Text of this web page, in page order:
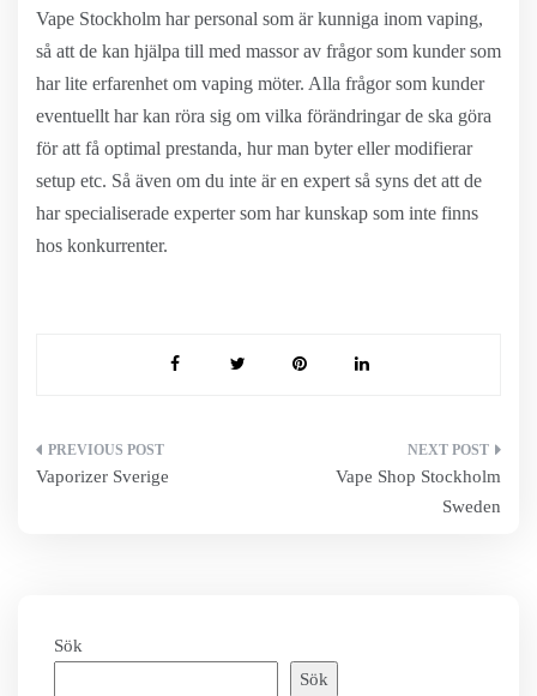
Vape Stockholm har personal som är kunniga inom vaping,
så att de kan hjälpa till med massor av frågor som kunder som
har lite erfarenhet om vaping möter. Alla frågor som kunder
eventuellt har kan röra sig om vilka förändringar de ska göra
för att få optimal prestanda, hur man byter eller modifierar
setup etc. Så även om du inte är en expert så syns det att de
har specialiserade experter som har kunskap som inte finns
hos konkurrenter.
Inläggsnavigering
Vaporizer Sverige
Vape Shop Stockholm
Sweden
Sök
Sök